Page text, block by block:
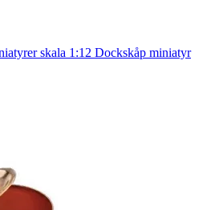
skala 1:12 Dockskåp miniatyr